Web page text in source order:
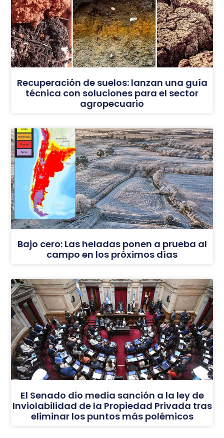
Recuperación de suelos: lanzan una guía
técnica con soluciones para el sector
agropecuario
Bajo cero: Las heladas ponen a prueba al
campo en los próximos días
El Senado dio media sanción a la ley de
Inviolabilidad de la Propiedad Privada tras
eliminar los puntos más polémicos